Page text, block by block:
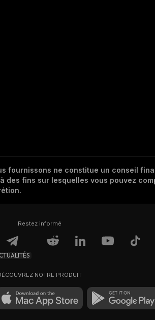
fournissons ne constitue un conseil
fins sur lesquelles vous pouvez
Restez informé
NOTRE PRODUIT